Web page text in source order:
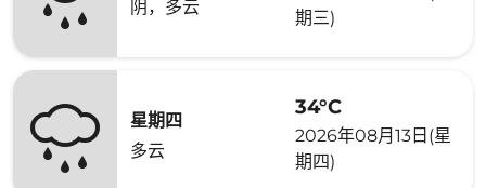
阴，多云
期三)
星期四
多云
34°C
2026年08月13日(星
期四)